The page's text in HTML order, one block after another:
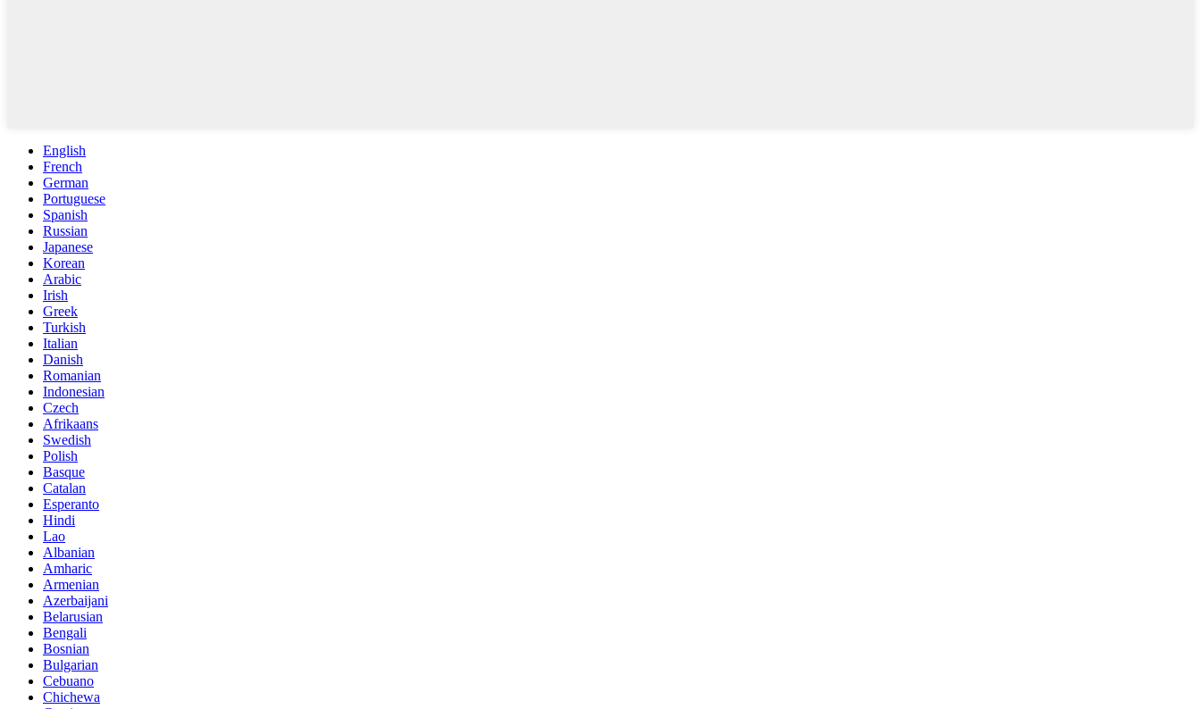
English
French
German
Portuguese
Spanish
Russian
Japanese
Korean
Arabic
Irish
Greek
Turkish
Italian
Danish
Romanian
Indonesian
Czech
Afrikaans
Swedish
Polish
Basque
Catalan
Esperanto
Hindi
Lao
Albanian
Amharic
Armenian
Azerbaijani
Belarusian
Bengali
Bosnian
Bulgarian
Cebuano
Chichewa